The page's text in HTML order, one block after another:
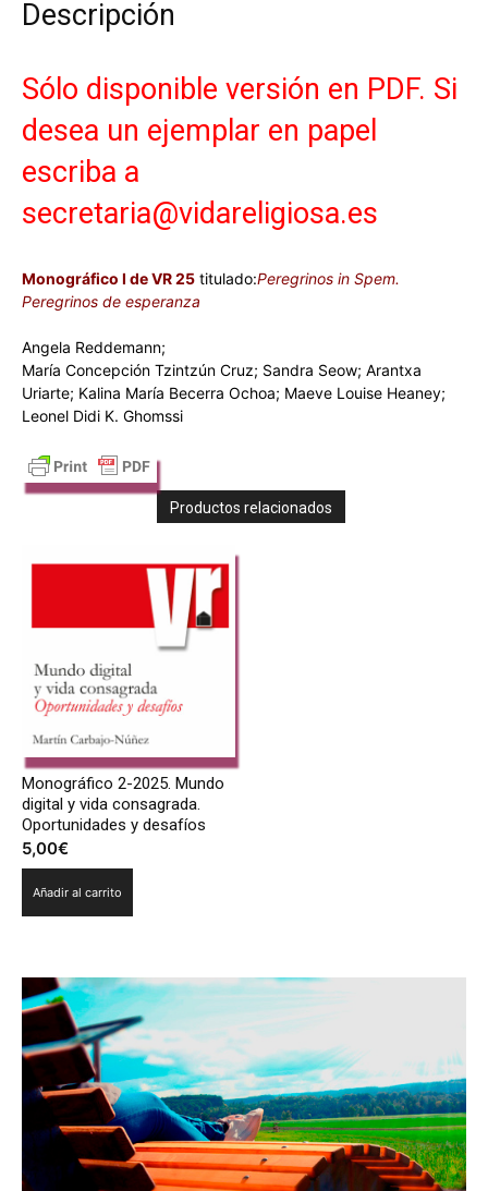
cantidad
Descripción
Sólo disponible versión en PDF. Si
desea un ejemplar en papel
escriba a
secretaria@vidareligiosa.es
Monográfico I de VR 25 titulado:Peregrinos in Spem.
Peregrinos de esperanza
Angela Reddemann;
María Concepción Tzintzún Cruz; Sandra Seow; Arantxa
Uriarte; Kalina María Becerra Ochoa; Maeve Louise Heaney;
Leonel Didi K. Ghomssi
Productos relacionados
Monográfico 2-2025. Mundo
digital y vida consagrada.
Oportunidades y desafíos
5,00€
Añadir al carrito